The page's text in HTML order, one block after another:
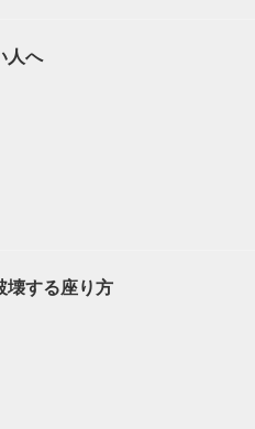
人へ
壊する座り方